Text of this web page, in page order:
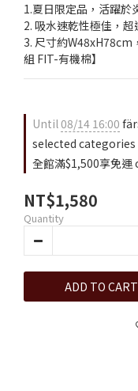
1.夏日限定品，活躍於
2. 吸水速乾性極佳，
3. 尺寸約W48xH78cm
組 FIT-有機棉】
Until08/14 16:00
selected categories
全館滿$1,500享免
NT$1,580
Quantity
ADD TO CART